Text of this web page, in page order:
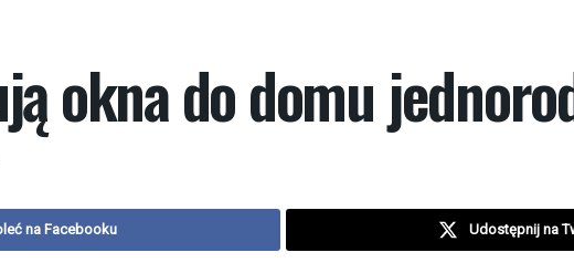
okna do domu
na Facebooku Udostępnij na